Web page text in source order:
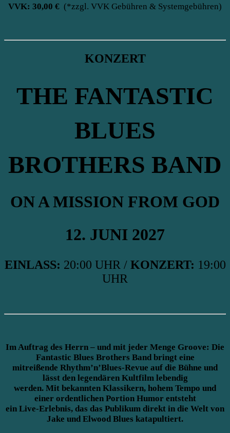
VVK: 30,00 € (*zzgl. VVK Gebühren & Systemgebühren)
KONZERT
THE FANTASTIC
BLUES
BROTHERS BAND
ON A MISSION FROM GOD
12. JUNI 2027
EINLASS: 20:00 UHR /KONZERT: 19:00
UHR
Im Auftrag des Herrn – und mit jeder Menge Groove: Die
Fantastic Blues Brothers Band bringt eine
mitreißende Rhythm’n’Blues-Revue auf die Bühne und
lässt den legendären Kultfilm lebendig
werden. Mit bekannten Klassikern, hohem Tempo und
einer ordentlichen Portion Humor entsteht
ein Live-Erlebnis, das das Publikum direkt in die Welt von
Jake und Elwood Blues katapultiert.